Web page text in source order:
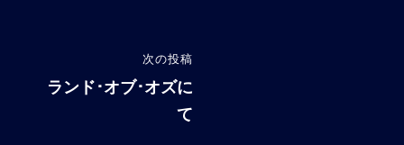
稿
の
次の投稿
ランド･オブ･オズに
て